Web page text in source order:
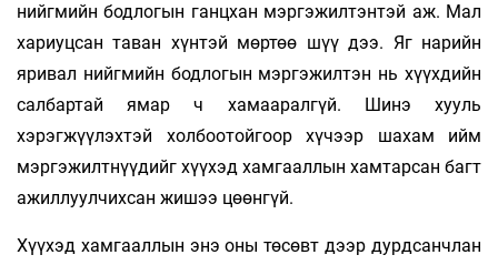
нийгмийн бодлогын ганцхан мэргэжилтэнтэй аж. Мал
хариуцсан таван хүнтэй мөртөө шүү дээ. Яг нарийн
яривал нийгмийн бодлогын мэргэжилтэн нь хүүхдийн
салбартай ямар ч хамааралгүй. Шинэ хууль
хэрэгжүүлэхтэй холбоотойгоор хүчээр шахам ийм
мэргэжилтнүүдийг хүүхэд хамгааллын хамтарсан багт
ажиллуулчихсан жишээ цөөнгүй.
Хүүхэд хамгааллын энэ оны төсөвт дээр дурдсанчлан